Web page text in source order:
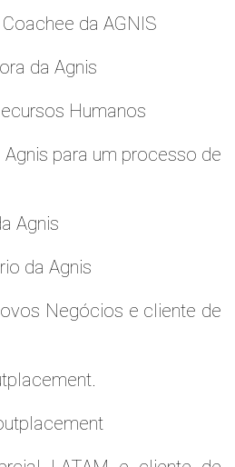
da AGNIS
da Agnis
Humanos
para um processo de
Agnis
da Agnis
Negócios e cliente de